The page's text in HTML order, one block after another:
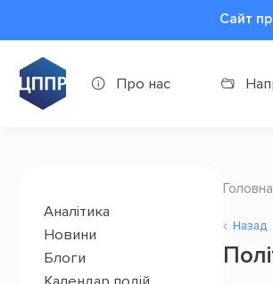
Сайт
Про нас
Аналітика
Новини
Блоги
Головна
Назад